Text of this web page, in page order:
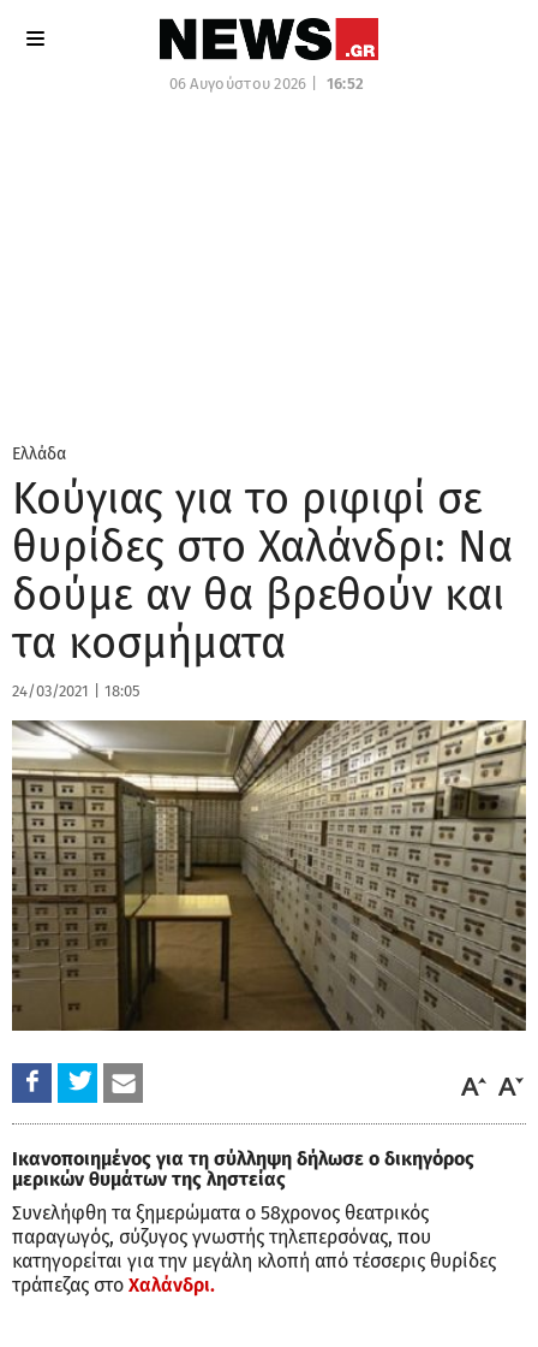
06 Αυγούστου 2026 | 16:52
Ελλάδα
Κούγιας για το ριφιφί σε
θυρίδες στο Χαλάνδρι: Να
δούμε αν θα βρεθούν και
τα κοσμήματα
24/03/2021 18:05
Ικανοποιημένος για τη σύλληψη δήλωσε ο δικηγόρος
μερικών θυμάτων της ληστείας
Συνελήφθη τα ξημερώματα ο 58χρονος θεατρικός
παραγωγός, σύζυγος γνωστής τηλεπερσόνας, που
κατηγορείται για την μεγάλη κλοπή από τέσσερις θυρίδες
τράπεζας στο Χαλάνδρι.